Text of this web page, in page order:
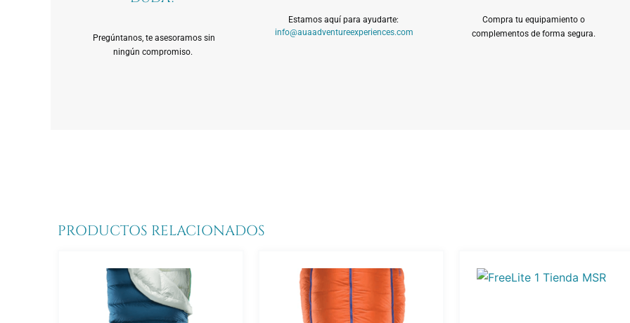
Pregúntanos, te asesoramos sin
ningún compromiso.
Estamos aquí para ayudarte:
info@auaadventureexperiences.com
Compra tu equipamiento o
complementos de forma segura.
PRODUCTOS RELACIONADOS
producto
tiene
múltiples
producto
tiene
múltiples
producto